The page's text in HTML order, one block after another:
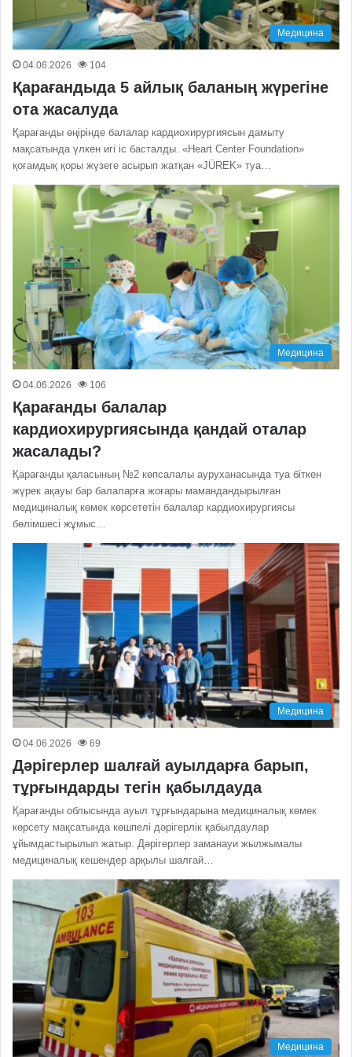
Медицина
04.06.2026 104
Қарағандыда 5 айлық баланың жүрегіне
ота жасалуда
Қарағанды өңірінде балалар кардиохирургиясын дамыту
мақсатында үлкен игі іс басталды. «Heart Center Foundation»
қоғамдық қоры жүзеге асырып жатқан «JÜREK» туа…
Медицина
04.06.2026 106
Қарағанды балалар
кардиохирургиясында қандай оталар
жасалады?
Қарағанды қаласының №2 көпсалалы ауруханасында туа біткен
жүрек ақауы бар балаларға жоғары мамандандырылған
медициналық көмек көрсететін балалар кардиохирургиясы
бөлімшесі жұмыс…
Медицина
04.06.2026 69
Дәрігерлер шалғай ауылдарға барып,
тұрғындарды тегін қабылдауда
Қарағанды облысында ауыл тұрғындарына медициналық көмек
көрсету мақсатында көшпелі дәрігерлік қабылдаулар
ұйымдастырылып жатыр. Дәрігерлер заманауи жылжымалы
медициналық кешендер арқылы шалғай…
Медицина